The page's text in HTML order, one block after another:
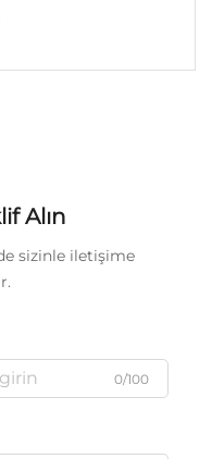
Alın
sizinle iletişime
0/100